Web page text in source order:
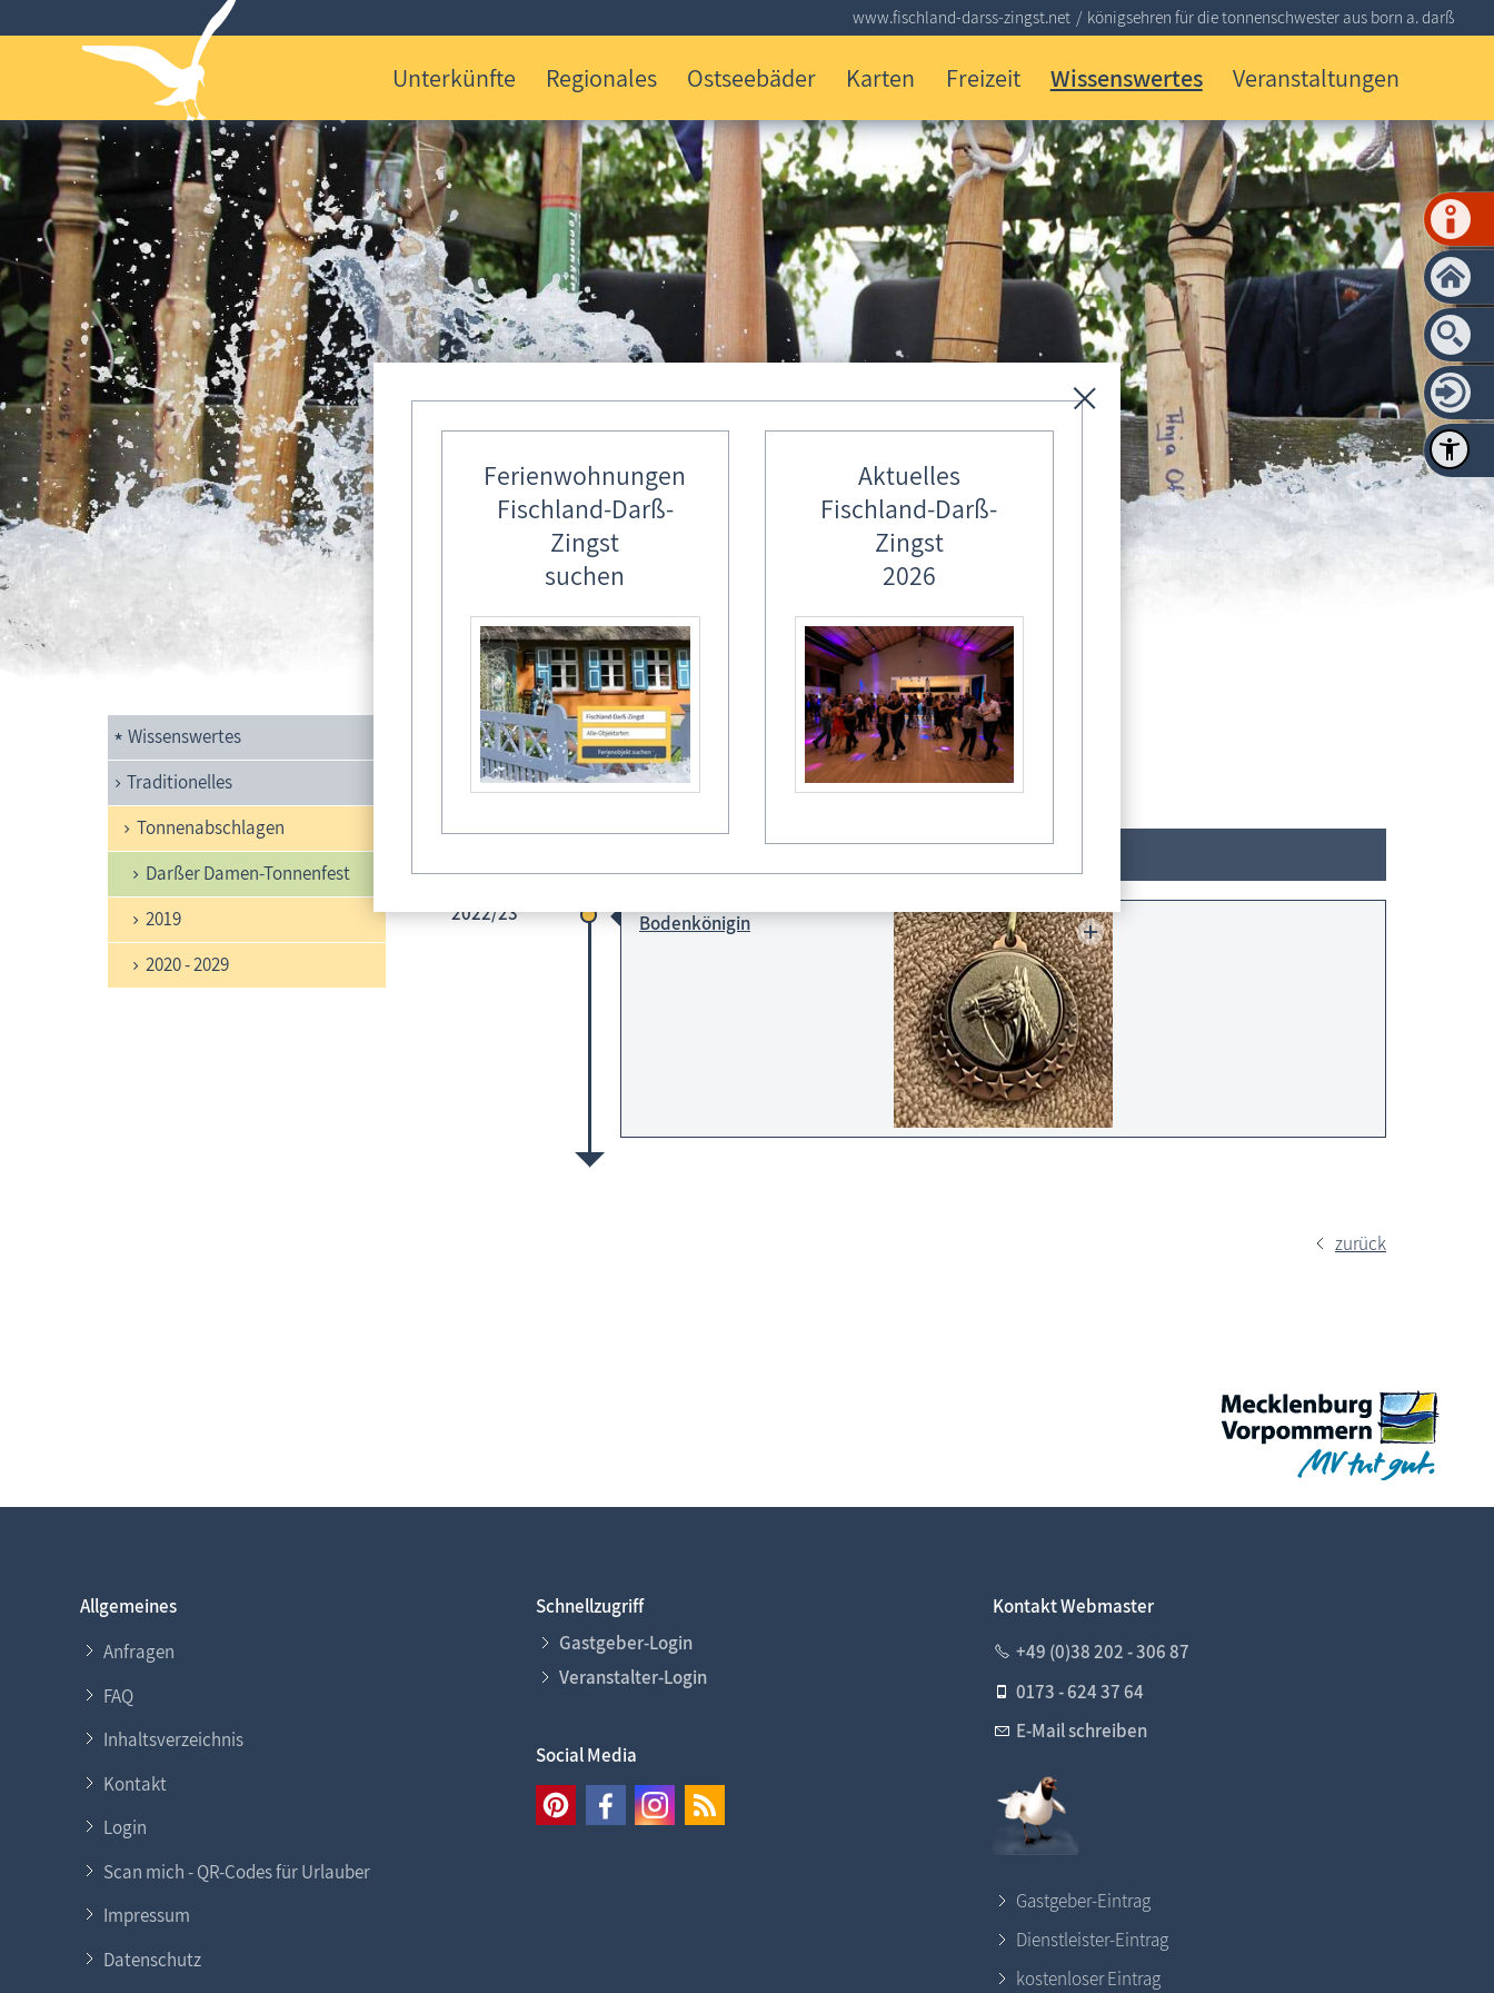
Unterkünfte Regionales Ostseebäder Karten Freizeit Wissenswertes Veranstaltungen
www.fischland-darss-zingst.net königsehren für die tonnenschwester aus born a. darß
Wissenswertes
Traditionelles
Tonnenabschlagen
Darßer Damen-Tonnenfest
2019
2020 - 2029
Königsehren für die Tonnenschwester:
Liv Grolik , Born a. Darß - Damen-Tonnenfest e.V.
2022/23 Bodenkönigin
zurück
Ferienwohnungen
Fischland-Darß-
Zingst
suchen
Aktuelles
Fischland-Darß-
Zingst
2026
Allgemeines
Anfragen
FAQ
Inhaltsverzeichnis
Kontakt
Login
Scan mich - QR-Codes für Urlauber
Impressum
Datenschutz
Schnellzugriff
Gastgeber-Login
Veranstalter-Login
Social Media
Kontakt Webmaster
+49 (0)38 202 - 306 87
0173 - 624 37 64
E-Mail schreiben
Gastgeber-Eintrag
Dienstleister-Eintrag
kostenloser Eintrag